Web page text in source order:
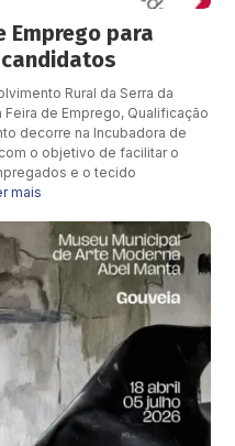
Emprego para
Rural da Serra da
de Emprego, Qualificação
decorre na Incubadora de
o objetivo de facilitar o
e o tecido
mais